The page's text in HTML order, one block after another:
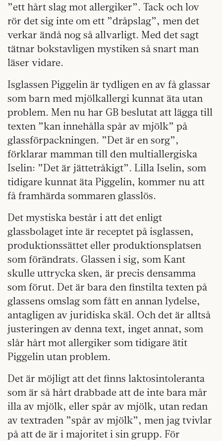
”ett hårt slag mot allergiker”. Tack och lov
rör det sig inte om ett ”dråpslag”, men det
verkar ändå nog så allvarligt. Med det sagt
tätnar bokstavligen mystiken så snart man
läser vidare.
Isglassen Piggelin är tydligen en av få glassar
som barn med mjölkallergi kunnat äta utan
problem. Men nu har GB beslutat att lägga till
texten ”kan innehålla spår av mjölk” på
glassförpackningen. ”Det är en sorg”,
förklarar mamman till den multiallergiska
Iselin: ”Det är jättetråkigt”. Lilla Iselin, som
tidigare kunnat äta Piggelin, kommer nu att
få framhärda sommaren glasslös.
Det mystiska består i att det enligt
glassbolaget inte är receptet på isglassen,
produktionssättet eller produktionsplatsen
som förändrats. Glassen i sig, som Kant
skulle uttrycka sken, är precis densamma
som förut. Det är bara den finstilta texten på
glassens omslag som fått en annan lydelse,
antagligen av juridiska skäl. Och det är alltså
justeringen av denna text, inget annat, som
slår hårt mot allergiker som tidigare ätit
Piggelin utan problem.
Det är möjligt att det finns laktosintoleranta
som är så hårt drabbade att de inte bara mår
illa av mjölk, eller spår av mjölk, utan redan
av textraden ”spår av mjölk”, men jag tvivlar
på att de är i majoritet i sin grupp. För